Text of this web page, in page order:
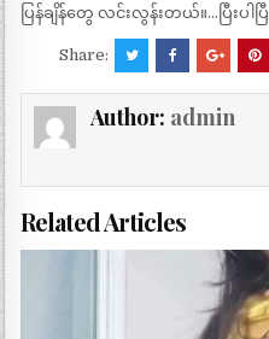
ပြန်ချိန်တွေ လင်းလွန်းတယ်။…ပြီးပါပြီ
Share:
Author: admin
Related Articles